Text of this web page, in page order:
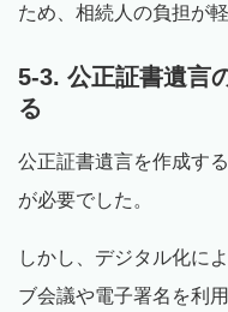
ため、相続人の負担が
5-3. 公正証書遺言
る
公正証書遺言を作成す
が必要でした。
しかし、デジタル化に
ブ会議や電子署名を利